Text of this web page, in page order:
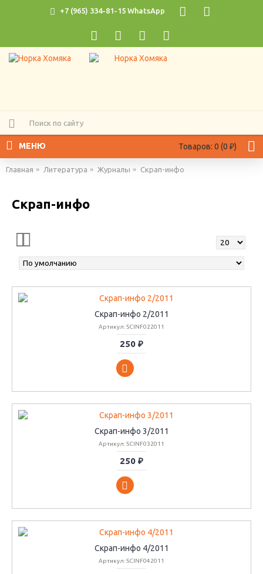
+7 (965) 334-81-15 WhatsApp
Товаров: 0 (0 ₽)
МЕНЮ
Главная Литература Журналы Скрап-инфо
Скрап-инфо
Скрап-инфо 2/2011
Артикул: SCINF022011
250 ₽
Скрап-инфо 3/2011
Артикул: SCINF032011
250 ₽
Скрап-инфо 4/2011
Артикул: SCINF042011